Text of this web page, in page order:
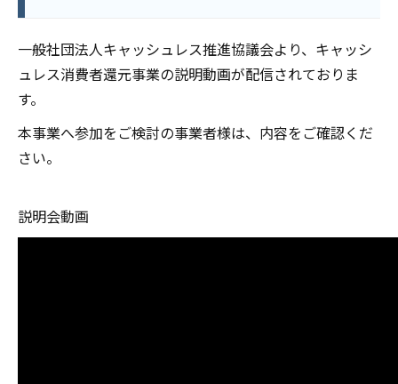
一般社団法人キャッシュレス推進協議会より、キャッシ
ュレス消費者還元事業の説明動画が配信されておりま
す。
本事業へ参加をご検討の事業者様は、内容をご確認くだ
さい。
説明会動画